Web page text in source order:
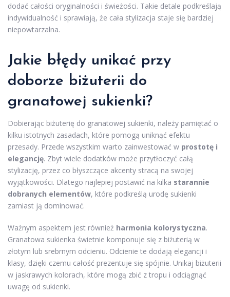
dodać całości oryginalności i świeżości. Takie detale podkreślają
indywidualność i sprawiają, że cała stylizacja staje się bardziej
niepowtarzalna.
Jakie błędy unikać przy
doborze biżuterii do
granatowej sukienki?
Dobierając biżuterię do granatowej sukienki, należy pamiętać o
kilku istotnych zasadach, które pomogą uniknąć efektu
przesady. Przede wszystkim warto zainwestować w prostotę i
elegancję. Zbyt wiele dodatków może przytłoczyć całą
stylizację, przez co błyszczące akcenty stracą na swojej
wyjątkowości. Dlatego najlepiej postawić na kilka starannie
dobranych elementów, które podkreślą urodę sukienki
zamiast ją dominować.
Ważnym aspektem jest również harmonia kolorystyczna.
Granatowa sukienka świetnie komponuje się z biżuterią w
złotym lub srebrnym odcieniu. Odcienie te dodają elegancji i
klasy, dzięki czemu całość prezentuje się spójnie. Unikaj biżuterii
w jaskrawych kolorach, które mogą zbić z tropu i odciągnąć
uwagę od sukienki.